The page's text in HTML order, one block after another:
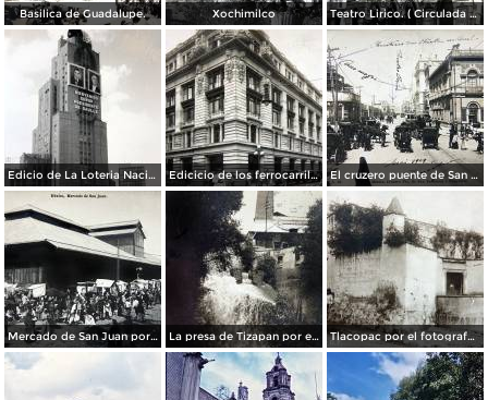
Basilica de Guadalupe. Xochimilco Teatro Lirico. ( Circulada el 1 de Agosto de 1926 ).
Edicio de La Loteria Nacional Ciudad de México Abril de 1964 Edicicio de los ferrocarriles. El cruzero puente de San Francisco y Guardiola por el fotografo Felix Miret.
Mercado de San Juan por el fotografo Felix Miret La presa de Tizapan por el fotografo Fernando Kososky. ( Circulada el 22 de Diembre de 1910 ). Tlacopac por el fotografo Hugo Brehme.